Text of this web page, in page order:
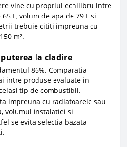
vine cu propriul echilibru intre
L, volum de apa de 79 L si
trebuie cititi impreuna cu
m².
la cladire
86%. Comparatia
intre produse evaluate in
tip de combustibil.
impreuna cu radiatoarele sau
volumul instalatiei si
se evita selectia bazata